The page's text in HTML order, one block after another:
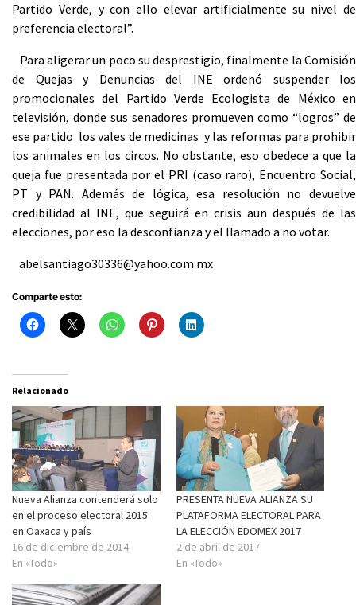
Partido Verde, y con ello elevar artificialmente su nivel de
preferencia electoral”.
Para aligerar un poco su desprestigio, finalmente la Comisión
de Quejas y Denuncias del INE ordenó suspender los
promocionales del Partido Verde Ecologista de México en
televisión, donde sus senadores promueven como “logros” de
ese partido los vales de medicinas y las reformas para prohibir
los animales en los circos. No obstante, eso obedece a que la
queja fue presentada por el PRI (caso raro), Encuentro Social,
PT y PAN. Además de lógica, esa resolución no devuelve
credibilidad al INE, que seguirá en crisis aun después de las
elecciones, por eso la desconfianza y el llamado a no votar.
abelsantiago30336@yahoo.com.mx
Comparte esto:
Relacionado
Nueva Alianza contenderá solo
en el proceso electoral 2015
en Oaxaca y país
16 de diciembre de 2014
En «Todo»
PRESENTA NUEVA ALIANZA SU
PLATAFORMA ELECTORAL PARA
LA ELECCIÓN EDOMEX 2017
2 de abril de 2017
En «Todo»